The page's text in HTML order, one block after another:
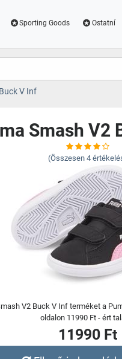
Sporting Goods Ostatní
V Inf
Smash V2
(Összesen 4
V2 Buck V Inf terméket a
oldalon 11990 Ft - ért
11990 Ft